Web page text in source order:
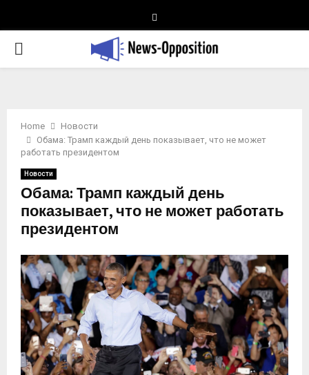
PRIMARY
Home
Новости
Обама: Трамп каждый день показывает, что не может
работать президентом
Новости
Обама: Трамп каждый день
показывает, что не может работать
президентом